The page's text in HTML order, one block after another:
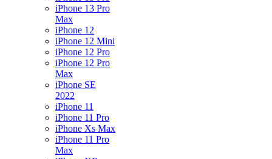
iPhone 13 Pro
Max
iPhone 12
iPhone 12 Mini
iPhone 12 Pro
iPhone 12 Pro
Max
iPhone SE
2022
iPhone 11
iPhone 11 Pro
iPhone Xs Max
iPhone 11 Pro
Max